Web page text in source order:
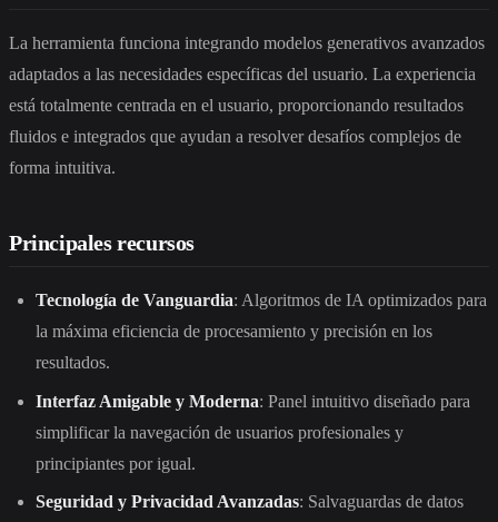
La herramienta funciona integrando modelos generativos avanzados
adaptados a las necesidades específicas del usuario. La experiencia
está totalmente centrada en el usuario, proporcionando resultados
fluidos e integrados que ayudan a resolver desafíos complejos de
forma intuitiva.
Principales recursos
Tecnología de Vanguardia: Algoritmos de IA optimizados para
la máxima eficiencia de procesamiento y precisión en los
resultados.
Interfaz Amigable y Moderna: Panel intuitivo diseñado para
simplificar la navegación de usuarios profesionales y
principiantes por igual.
Seguridad y Privacidad Avanzadas: Salvaguardas de datos